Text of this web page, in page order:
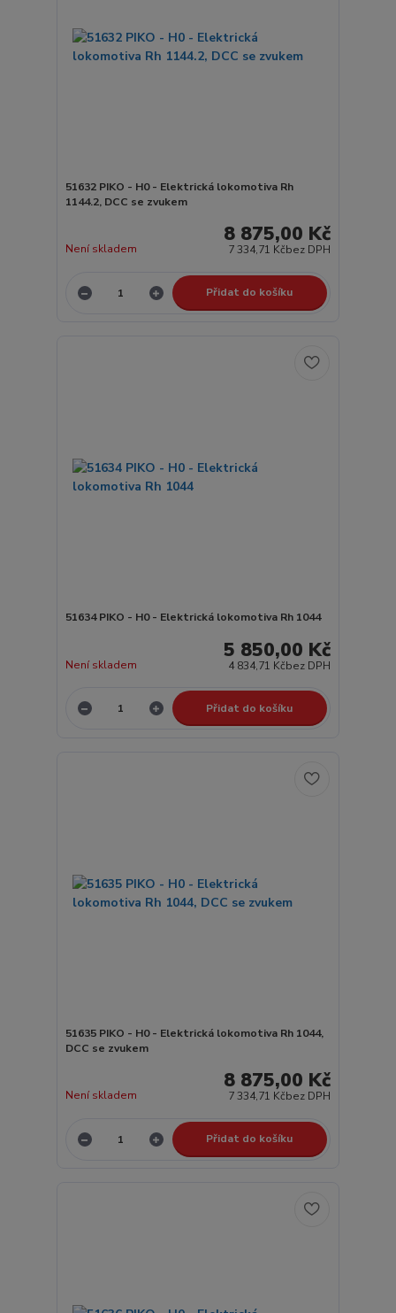
51632 PIKO - H0 - Elektrická lokomotiva Rh
1144.2, DCC se zvukem
8 875,00 Kč
7 334,71 Kčbez DPH
Není skladem
Přidat do košíku
51634 PIKO - H0 - Elektrická lokomotiva Rh 1044
5 850,00 Kč
4 834,71 Kčbez DPH
Není skladem
Přidat do košíku
51635 PIKO - H0 - Elektrická lokomotiva Rh 1044,
DCC se zvukem
8 875,00 Kč
7 334,71 Kčbez DPH
Není skladem
Přidat do košíku